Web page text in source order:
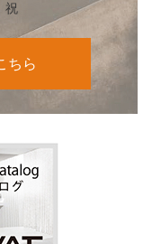
祝
ちら